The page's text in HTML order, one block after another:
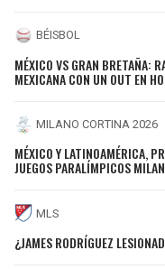
BÉISBOL
MÉXICO VS GRAN BRETAÑA:
MEXICANA CON UN OUT EN
MILANO CORTINA 2026
MÉXICO Y LATINOAMÉRICA,
JUEGOS PARALÍMPICOS
MLS
¿JAMES RODRÍGUEZ